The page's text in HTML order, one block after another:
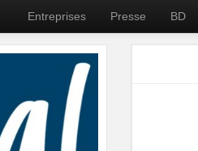
Entreprises Presse BD